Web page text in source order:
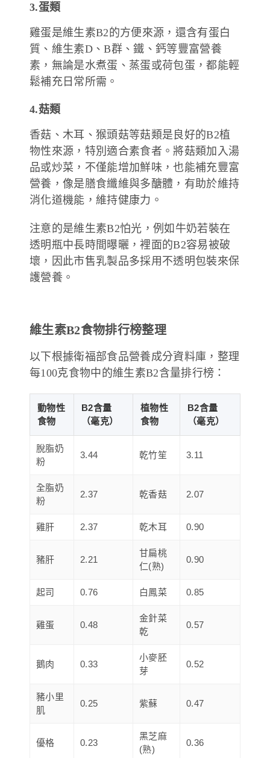
3.蛋類
雞蛋是維生素B2的方便來源，還含有蛋白
質、維生素D、B群、鐵、鈣等豐富營養
素，無論是水煮蛋、蒸蛋或荷包蛋，都能輕
鬆補充日常所需。
4.菇類
香菇、木耳、猴頭菇等菇類是良好的B2植
物性來源，特別適合素食者。將菇類加入湯
品或炒菜，不僅能增加鮮味，也能補充豐富
營養，像是膳食纖維與多醣體，有助於維持
消化道機能，維持健康力。
注意的是維生素B2怕光，例如牛奶若裝在
透明瓶中長時間曝曬，裡面的B2容易被破
壞，因此市售乳製品多採用不透明包裝來保
護營養。
維生素B2食物排行榜整理
以下根據衛福部食品營養成分資料庫 ，整理
每100克食物中的維生素B2含量排行榜：
動物性
食物
B2含量
（毫克）
植物性
食物
B2含量
（毫克）
脫脂奶
粉
3.44 乾竹笙 3.11
全脂奶
粉
2.37 乾香菇 2.07
雞肝 2.37 乾木耳 0.90
豬肝 2.21
甘扁桃
仁(熟)
0.90
起司 0.76 白鳳菜 0.85
雞蛋 0.48
金針菜
乾
0.57
鵝肉 0.33
小麥胚
芽
0.52
豬小里
肌
0.25 紫蘇 0.47
優格 0.23
黑芝麻
(熟)
0.36